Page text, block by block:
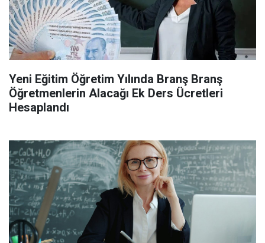
Yeni Eğitim Öğretim Yılında Branş Branş
Öğretmenlerin Alacağı Ek Ders Ücretleri
Hesaplandı